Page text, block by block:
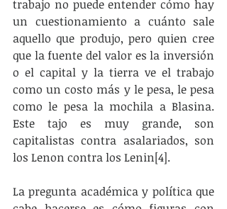
trabajo no puede entender cómo hay
un cuestionamiento a cuánto sale
aquello que produjo, pero quien cree
que la fuente del valor es la inversión
o el capital y la tierra ve el trabajo
como un costo más y le pesa, le pesa
como le pesa la mochila a Blasina.
Este tajo es muy grande, son
capitalistas contra asalariados, son
los Lenon contra los Lenin[4].
La pregunta académica y política que